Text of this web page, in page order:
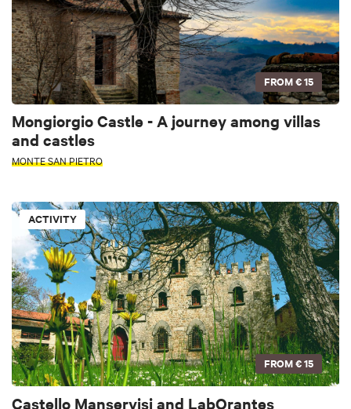
FROM€ 15
Mongiorgio Castle - A journey among villas
and castles
MONTE SAN PIETRO
ACTIVITY
FROM€ 15
Castello Manservisi and LabOrantes